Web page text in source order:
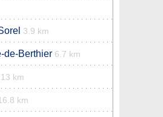
3.9 km
de-Berthier 6.7 km
13 km
km